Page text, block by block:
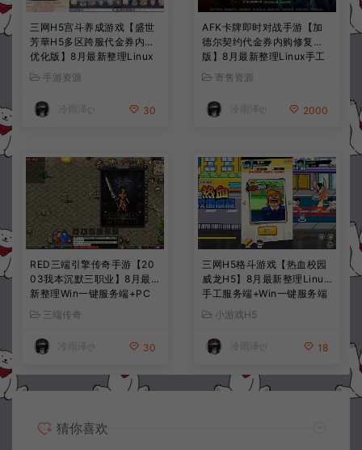
三网H5宫斗养成游戏【盛世
芳華H5多区跨服代金券内购
优化版】8月最新整理Linux
手工服务端+CDK授权后台
+全资源安卓+详细搭建教程
+视频教程
手游资源
冷雨泽ღ 30
AFK卡牌即时对战手游【加
德尔契约代金券内购修复
版】8月最新整理Linux手工
服务端+前后端全套源码+CD
K授权后台+安卓苹果双端
+详细搭建教程+视频教程
寄售资源
冷雨泽ღ 2000
RED三端引擎传奇手游【20
03我本沉默三职业】8月最
新整理Win一键服务端+PC
安卓+详细搭建教程
三端传奇
冷雨泽ღ 30
三网H5格斗游戏【热血校园
威龙H5】8月最新整理Linux
手工服务端+Win一键服务端
+解压即玩+简易安卓客户端
+详细搭建教程
小游戏H5
冷雨泽ღ 18
猜你喜欢